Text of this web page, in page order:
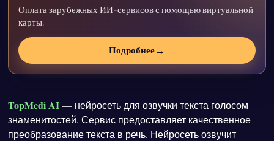
Оплата зарубежных ИИ-сервисов с помощью виртуальной
карты.
Подробнее→
TopMedi AI — нейросеть для озвучки текста голосом
знаменитостей. Сервис предоставляет качественное
преобразование текста в речь. Нейросеть озвучит